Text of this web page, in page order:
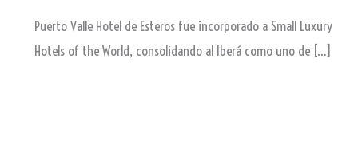
Puerto Valle Hotel de Esteros fue incorporado a Small Luxury
Hotels of the World, consolidando al Iberá como uno de […]